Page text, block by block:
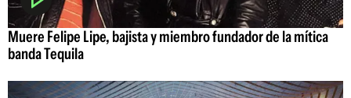
Muere Felipe Lipe, bajista y miembro fundador de la mítica
banda Tequila